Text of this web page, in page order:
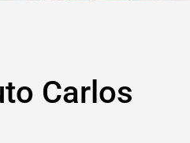
Carlos